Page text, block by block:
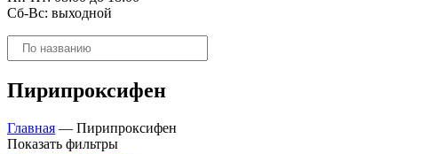
Сб-Вс: выходной
Поиск
товаров
Пирипроксифен
Главная — Пирипроксифен
Показать фильтры